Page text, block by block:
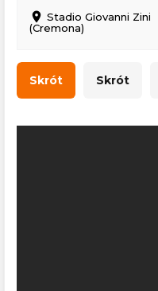
location_on Stadio Giovanni Zini
(Cremona)
Skrót Skrót